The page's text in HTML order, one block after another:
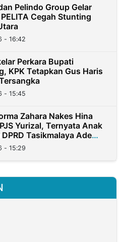
Pelindo Group Gelar
Cegah Stunting
- 16:42
Perkara Bupati
KPK Tetapkan Gus Haris
- 15:45
Zahara Nakes Hina
Yurizal, Ternyata Anak
Tasikmalaya Ade
- 15:29